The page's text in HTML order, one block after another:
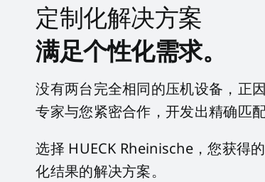
定制化解决方案
满足个性化需求。
没有两台完全相同的压机设备，正
专家与您紧密合作，开发出精确匹
选择 HUECK Rheinische，您获得
化结果的解决方案。